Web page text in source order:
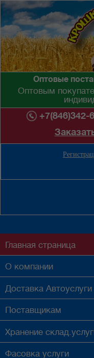
Оптовые
Оптовым
+7(846)342-
Главная страница
О компании
Доставка Автоуслуги
Поставщикам
Хранение
Фасовка услуги